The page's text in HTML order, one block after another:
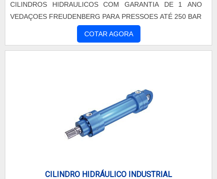
CILINDROS HIDRAULICOS COM GARANTIA DE 1 ANO
VEDAÇOES FREUDENBERG PARA PRESSOES ATÉ 250 BAR
COTAR AGORA
CILINDRO HIDRÁULICO INDUSTRIAL